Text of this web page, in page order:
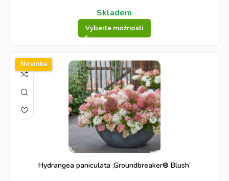
Skladem
Vyberte možnosti
Novinka
Hydrangea paniculata ‚Groundbreaker® Blush‘